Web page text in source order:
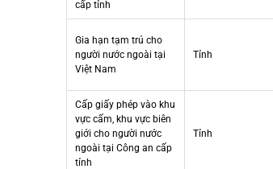
cấp tỉnh
Gia hạn tạm trú cho
người nước ngoài tại
Việt Nam
Tỉnh
Cấp giấy phép vào khu
vực cấm, khu vực biên
giới cho người nước
ngoài tại Công an cấp
tỉnh
Tỉnh